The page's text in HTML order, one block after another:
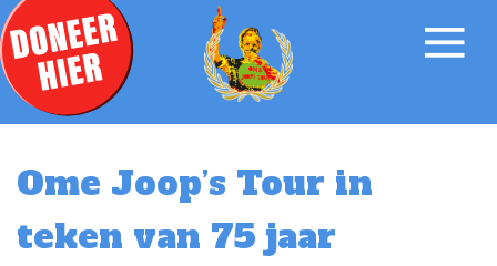
Ome Joop’s Tour in
teken van 75 jaar